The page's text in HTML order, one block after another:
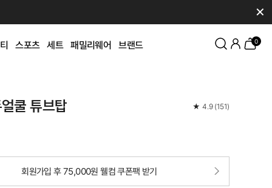
✕
스포츠 세트 패밀리웨어 브랜드 0
쿨 튜브탑 ★ 4.9 (151)
회원가입 후 75,000원 웰컴 쿠폰팩 받기